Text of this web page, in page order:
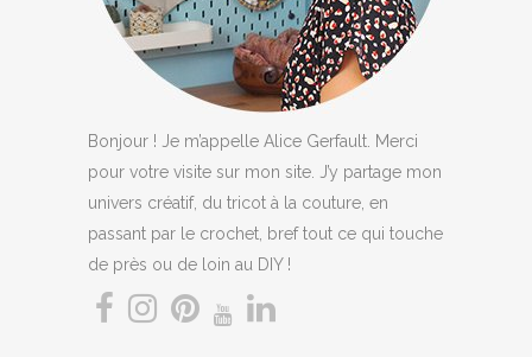
Bonjour ! Je m’appelle Alice Gerfault. Merci
pour votre visite sur mon site. J’y partage mon
univers créatif, du tricot à la couture, en
passant par le crochet, bref tout ce qui touche
de près ou de loin au DIY !